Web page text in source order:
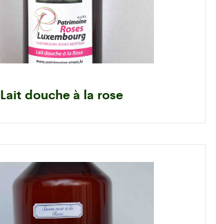
Lait douche à la rose